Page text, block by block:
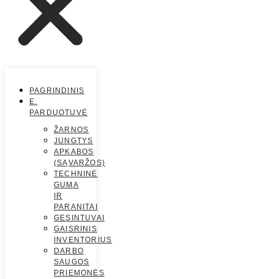
PAGRINDINIS
E.
PARDUOTUVĖ
ŽARNOS
JUNGTYS
APKABOS
(SĄVARŽOS)
TECHNINĖ
GUMA
IR
PARANITAI
GESINTUVAI
GAISRINIS
INVENTORIUS
DARBO
SAUGOS
PRIEMONĖS